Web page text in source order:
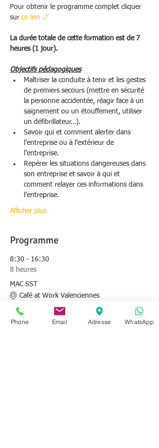
Pour obtenir le programme complet cliquer
sur ce lien 🔗
La durée totale de cette formation est de 7
heures (1 jour).
Objectifs pédagogiques
Maîtriser la conduite à tenir et les gestes
de premiers secours (mettre en sécurité
la personne accidentée, réagir face à un
saignement ou un étouffement, utiliser
un défibrillateur…).
Savoir qui et comment alerter dans
l’entreprise ou à l’extérieur de
l’entreprise.
Repérer les situations dangereuses dans
son entreprise et savoir à qui et
comment relayer ces informations dans
l’entreprise.
Afficher plus
Programme
8:30 - 16:30
8 heures
MAC SST
Café at Work Valenciennes
Phone Email Adresse WhatsApp